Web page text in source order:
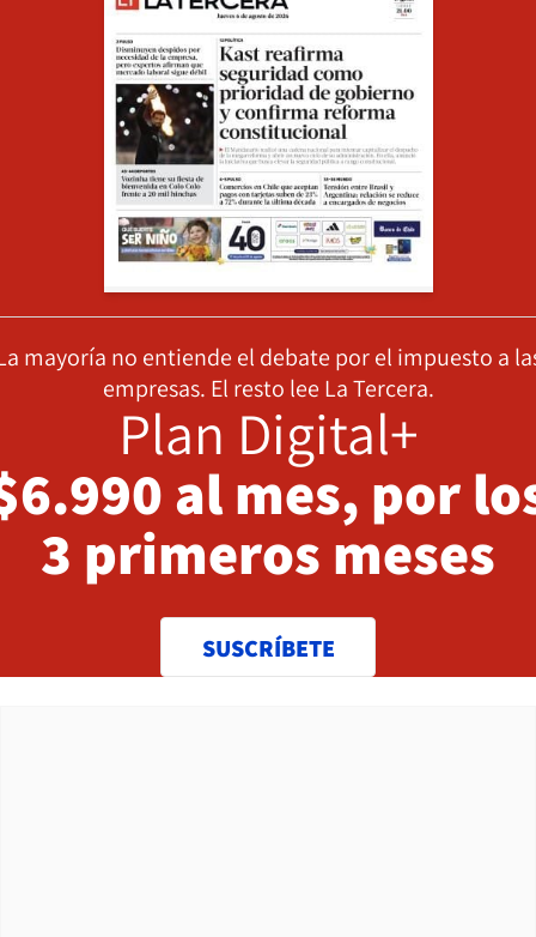
mayoría no entiende el debate por el impuesto a
empresas. El resto lee La Tercera.
Plan Digital+
al mes, por
3 primeros meses
SUSCRÍBETE